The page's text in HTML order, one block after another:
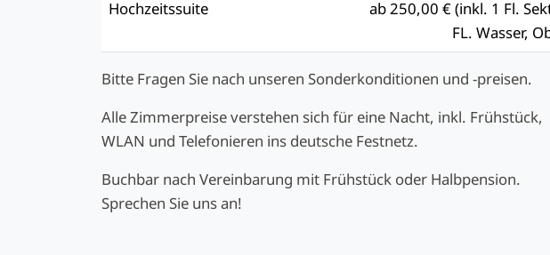
Hochzeitssuite
ab 250,00 € (inkl. 1 Fl.
FL. Wasser,
Bitte Fragen Sie nach unseren Sonderkonditionen und -preisen.
Alle Zimmerpreise verstehen sich für eine Nacht, inkl. Frühstück,
WLAN und Telefonieren ins deutsche Festnetz.
Buchbar nach Vereinbarung mit Frühstück oder Halbpension.
Sprechen Sie uns an!